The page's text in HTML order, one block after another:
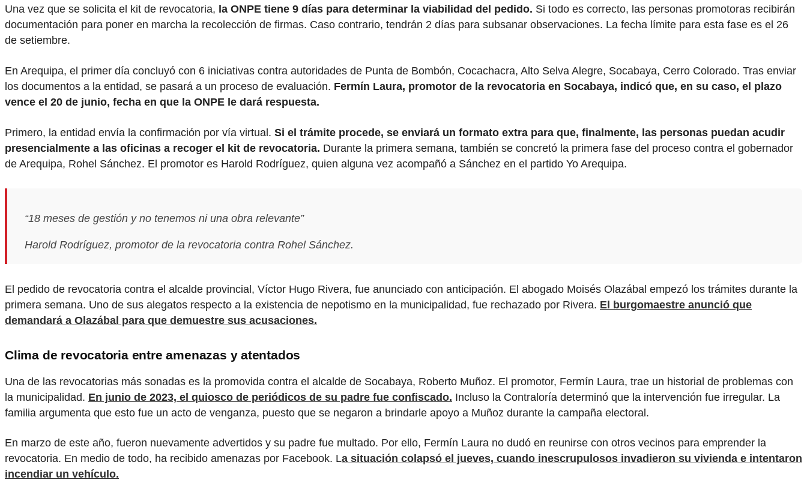
Una vez que se solicita el kit de revocatoria, la ONPE tiene 9 días para determinar la viabilidad del pedido. Si todo es correcto, las personas promotoras recibirán
documentación para poner en marcha la recolección de firmas. Caso contrario, tendrán 2 días para subsanar observaciones. La fecha límite para esta fase es el 26
de setiembre.
En Arequipa, el primer día concluyó con 6 iniciativas contra autoridades de Punta de Bombón, Cocachacra, Alto Selva Alegre, Socabaya, Cerro Colorado. Tras enviar
los documentos a la entidad, se pasará a un proceso de evaluación. Fermín Laura, promotor de la revocatoria en Socabaya, indicó que, en su caso, el plazo
vence el 20 de junio, fecha en que la ONPE le dará respuesta.
Primero, la entidad envía la confirmación por vía virtual. Si el trámite procede, se enviará un formato extra para que, finalmente, las personas puedan acudir
presencialmente a las oficinas a recoger el kit de revocatoria. Durante la primera semana, también se concretó la primera fase del proceso contra el gobernador
de Arequipa, Rohel Sánchez. El promotor es Harold Rodríguez, quien alguna vez acompañó a Sánchez en el partido Yo Arequipa.
“18 meses de gestión y no tenemos ni una obra relevante”
Harold Rodríguez, promotor de la revocatoria contra Rohel Sánchez.
El pedido de revocatoria contra el alcalde provincial, Víctor Hugo Rivera, fue anunciado con anticipación. El abogado Moisés Olazábal empezó los trámites durante la
primera semana. Uno de sus alegatos respecto a la existencia de nepotismo en la municipalidad, fue rechazado por Rivera. El burgomaestre anunció que
demandará a Olazábal para que demuestre sus acusaciones.
Clima de revocatoria entre amenazas y atentados
Una de las revocatorias más sonadas es la promovida contra el alcalde de Socabaya, Roberto Muñoz. El promotor, Fermín Laura, trae un historial de problemas con
la municipalidad. En junio de 2023, el quiosco de periódicos de su padre fue confiscado. Incluso la Contraloría determinó que la intervención fue irregular. La
familia argumenta que esto fue un acto de venganza, puesto que se negaron a brindarle apoyo a Muñoz durante la campaña electoral.
En marzo de este año, fueron nuevamente advertidos y su padre fue multado. Por ello, Fermín Laura no dudó en reunirse con otros vecinos para emprender la
revocatoria. En medio de todo, ha recibido amenazas por Facebook. La situación colapsó el jueves, cuando inescrupulosos invadieron su vivienda e intentaron
incendiar un vehículo.